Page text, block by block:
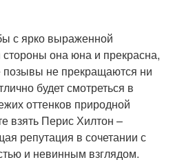
с ярко выраженной
она юна и прекрасна,
позывы не прекращаются ни
будет смотреться в
оттенков природной
взять Перис Хилтон –
репутация в сочетании с
и невинным взглядом.